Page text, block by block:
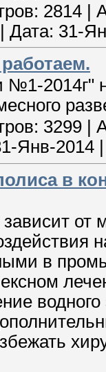
2814 |
| Дата: 31-
№1-2014г"
3299
Янв-2014
в
от
в